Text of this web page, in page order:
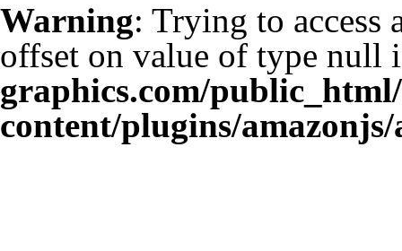
Warning: Trying to access
offset on value of type null
graphics.com/
content/plugins/